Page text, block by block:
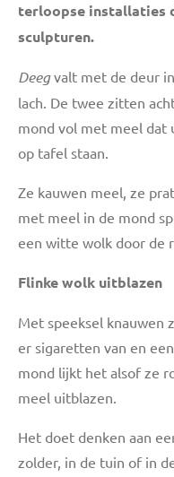
terloopse installaties
sculpturen.
Deegvalt met de deur
lach. De twee zitten
mond vol met meel dat
op tafel staan.
Ze kauwen meel, ze
met meel in de mond
een witte wolk door de
Flinke wolk uitblazen
Met speeksel knauwen
er sigaretten van en
mond lijkt het alsof ze
meel uitblazen.
Het doet denken aan
zolder, in de tuin of in